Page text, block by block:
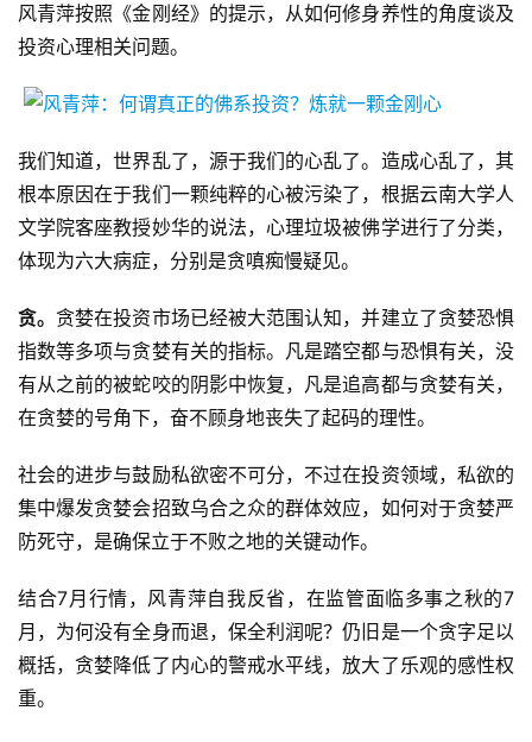
风青萍按照《金刚经》的提示，从如何修身养性的角度谈及
投资心理相关问题。
我们知道，世界乱了，源于我们的心乱了。造成心乱了，其
根本原因在于我们一颗纯粹的心被污染了，根据云南大学人
文学院客座教授妙华的说法，心理垃圾被佛学进行了分类，
体现为六大病症，分别是贪嗔痴慢疑见。
贪。贪婪在投资市场已经被大范围认知，并建立了贪婪恐惧
指数等多项与贪婪有关的指标。凡是踏空都与恐惧有关，没
有从之前的被蛇咬的阴影中恢复，凡是追高都与贪婪有关，
在贪婪的号角下，奋不顾身地丧失了起码的理性。
社会的进步与鼓励私欲密不可分，不过在投资领域，私欲的
集中爆发贪婪会招致乌合之众的群体效应，如何对于贪婪严
防死守，是确保立于不败之地的关键动作。
结合7月行情，风青萍自我反省，在监管面临多事之秋的7
月，为何没有全身而退，保全利润呢？仍旧是一个贪字足以
概括，贪婪降低了内心的警戒水平线，放大了乐观的感性权
重。